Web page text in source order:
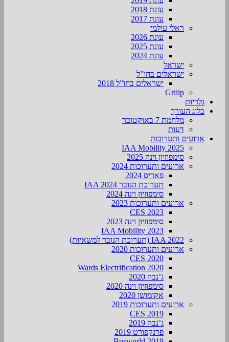
עונת 2018
עונת 2017
ראלי עולמי
עונת 2026
עונת 2025
עונת 2024
ישראל
ישראלים בחו”ל
ישראלים בחו”ל 2018
Griiip
גלריות
בלוג העורך
מלחמת 7 באוקטובר
דעות
ארועים ותערוכות
2025 IAA Mobility
סימפוזיון וינה 2025
ארועים ותערוכות 2024
פאריס 2024
תערוכת הנובר IAA 2024
סימפוזיון וינה 2024
ארועים ותערוכות 2023
CES 2023
סימפוזיון וינה 2023
IAA Mobility 2023
IAA 2022 (תערוכת הנובר למשאיות)
ארועים ותערוכות 2020
CES 2020
Wards Electrification 2020
ג’נבה 2020
סימפוזיון וינה 2020
אקומושן 2020
ארועים ותערוכות 2019
CES 2019
ג’נבה 2019
פרנקפורט 2019